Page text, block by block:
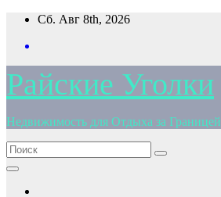
Перейти
содержимому
Сб. Авг 8th, 2026
Райские Уголки
Недвижимость для Отдыха за Границей